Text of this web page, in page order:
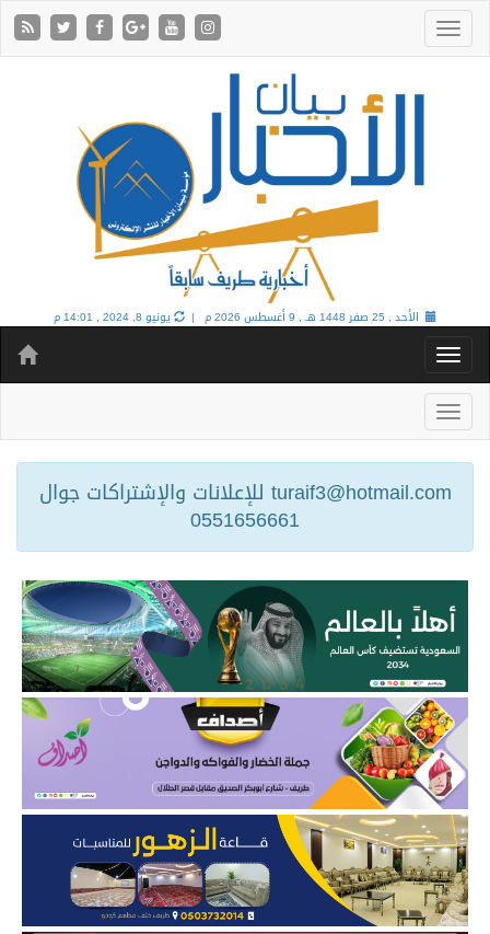
الأحد , 25 صفر 1448 هـ , 9 أغسطس 2026 م | يونيو 8, 2024 , 14:01 م
turaif3@hotmail.com للإعلانات والإشتراكات جوال
0551656661